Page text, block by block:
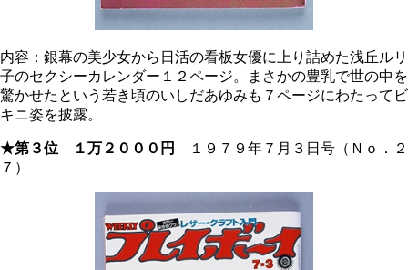
内容：銀幕の美少女から日活の看板女優に上り詰めた浅丘ルリ
子のセクシーカレンダー１２ページ。まさかの豊乳で世の中を
驚かせたという若き頃のいしだあゆみも７ページにわたってビ
キニ姿を披露。
★第３位 １万２０００円
１９７９年７月３日号（Ｎｏ．２
７）